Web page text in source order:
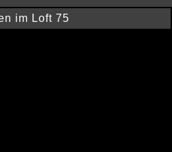
im Loft 75